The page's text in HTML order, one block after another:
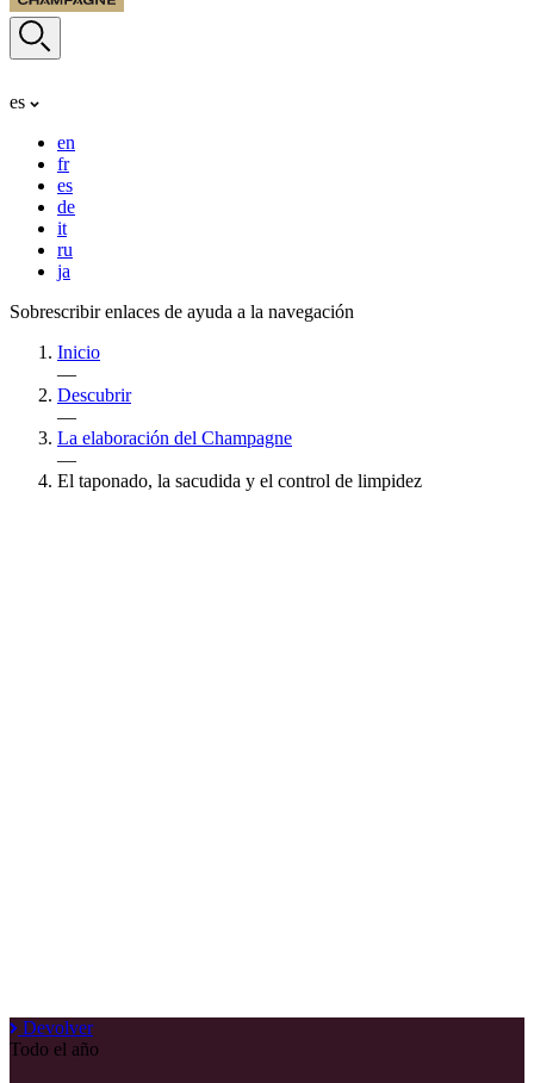
es
en
fr
es
de
it
ru
ja
Sobrescribir enlaces de ayuda a la navegación
Inicio
—
Descubrir
—
La elaboración del Champagne
—
El taponado, la sacudida y el control de limpidez
Devolver
Todo el año